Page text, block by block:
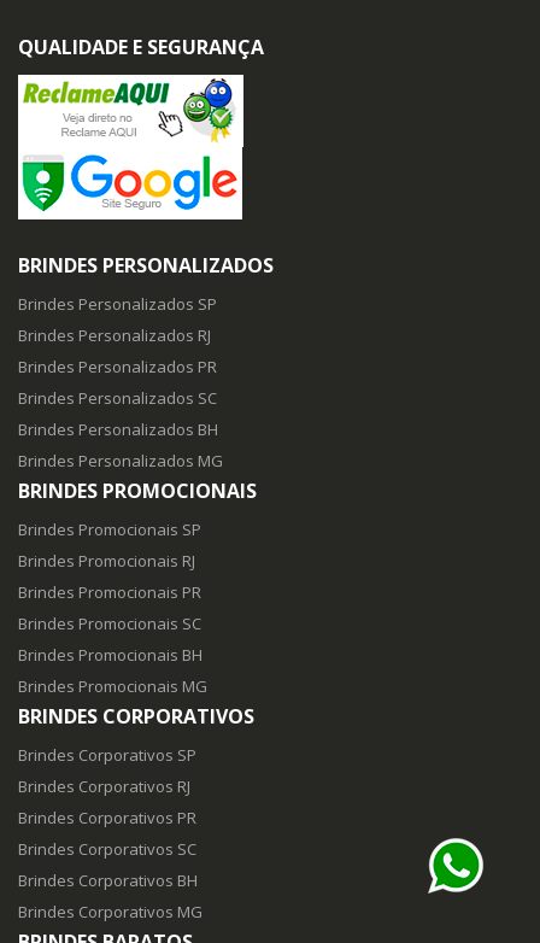
QUALIDADE E SEGURANÇA
BRINDES PERSONALIZADOS
Brindes Personalizados SP
Brindes Personalizados RJ
Brindes Personalizados PR
Brindes Personalizados SC
Brindes Personalizados BH
Brindes Personalizados MG
BRINDES PROMOCIONAIS
Brindes Promocionais SP
Brindes Promocionais RJ
Brindes Promocionais PR
Brindes Promocionais SC
Brindes Promocionais BH
Brindes Promocionais MG
BRINDES CORPORATIVOS
Brindes Corporativos SP
Brindes Corporativos RJ
Brindes Corporativos PR
Brindes Corporativos SC
Brindes Corporativos BH
Brindes Corporativos MG